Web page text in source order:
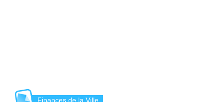
Finances de la Ville